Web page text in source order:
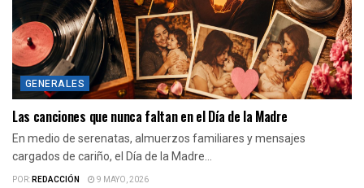
GENERALES
Las canciones que nunca faltan en el Día de la Madre
En medio de serenatas, almuerzos familiares y mensajes
cargados de cariño, el Día de la Madre...
POR:REDACCIÓN 9 MAYO, 2026